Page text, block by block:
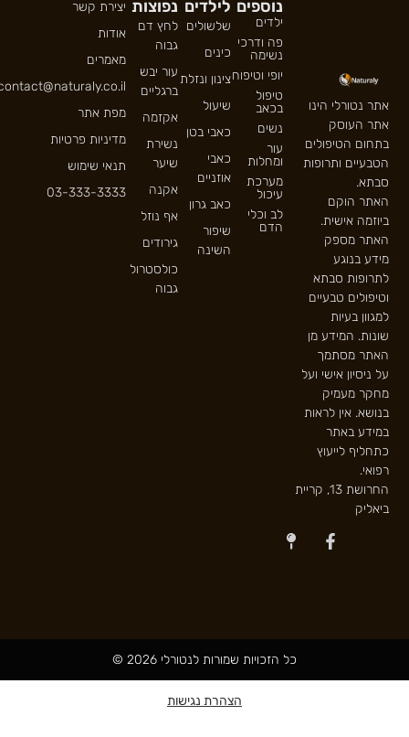
אתר נטורלי הינו
אתר העוסק
בתחום הטיפולים
הטבעיים ותרופות
סבתא.
האתר הוקם
ביוזמה אישית.
האתר מספק
מידע בנוגע
לתרופות סבתא
וטיפולים טבעיים
למגוון בעיות
שונות. המידע מן
האתר מסתמך
על ניסיון אישי ועל
מחקר מעמיק
בנושא. אין לראות
במידע באתר
כתחליף לייעוץ
רפואי.
החרושת 13, קריית
ביאליק
נפוצות
לחץ דם
גבוה
עור יבש
ברגליים
אקזמה
נשירת
שיער
אקנה
אף נוזל
גירודים
כולסטרול
גבוה
לילדים
שלשולים
כינים
צינון ונזלת
שיעול
כאבי בטן
כאבי
אוזניים
כאב גרון
שיפור
השינה
נוספים
ילדים
פה ודרכי
נשימה
יופי וטיפוח
טיפול
בכאב
נשים
עור
ומחלות
מערכת
עיכול
לב וכלי
הדם
יצירת קשר
אודות
מאמרים
contact@naturaly.co.il
מפת אתר
מדיניות פרטיות
תנאי שימוש
03-333-3333
כל הזכויות שמורות לנטורלי 2026 ©
הצהרת נגישות